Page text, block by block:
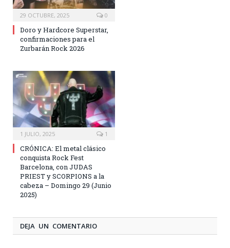
29 OCTUBRE, 2025 0
Doro y Hardcore Superstar,
confirmaciones para el
Zurbarán Rock 2026
1 JULIO, 2025 1
CRÓNICA: El metal clásico
conquista Rock Fest
Barcelona, con JUDAS
PRIEST y SCORPIONS a la
cabeza – Domingo 29 (Junio
2025)
DEJA UN COMENTARIO